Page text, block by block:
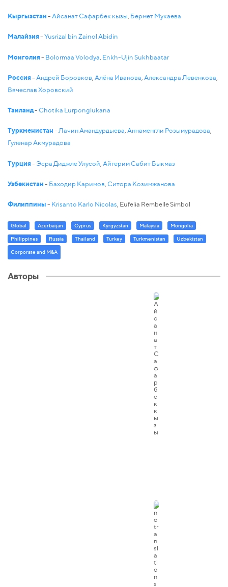
Кыргызстан- Айсанат Сафарбек кызы Бермет Мукаева
Малайзия-Yusrizal bin Zainol Abidin
Монголия- Bolormaa Volodya Enkh-Ujin Sukhbaatar
Россия- Андрей Боровков Алёна Иванова Александра Левенкова
Вячеслав Хоровский
Таиланд-Chotika Lurponglukana
Туркменистан-Лачин Амандурдыева,Аннаменгли Розымурадова,
Гуленар Акмурадова
Tурция-Эсра Диджле Улусой Айгерим Сабит Быкмаз
Узбекистан- Баходир Каримов Ситора Козимжанова
Филиппины- Krisanto Karlo Nicolas , Eufelia Rembelle Simbol
Global Azerbaijan Cyprus Kyrgyzstan Malaysia
Mongolia
Philippines
Russia Thailand Turkey Turkmenistan
Uzbekistan
Corporate and M&A
Авторы